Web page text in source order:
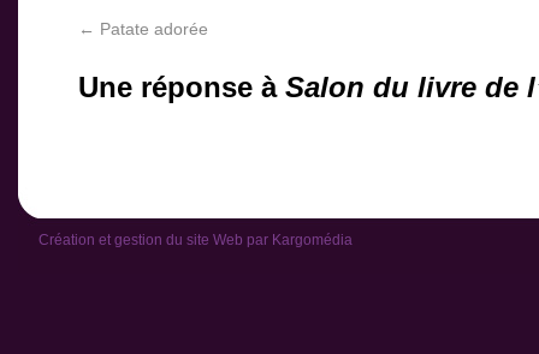
← Patate adorée
Une réponse à Salon du livre de
Création et gestion du site Web par Kargomédia